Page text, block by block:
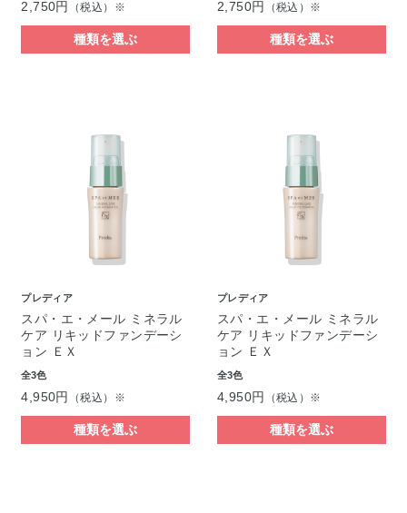
2,750円 （税込）※
種類を選ぶ
2,750円 （税込）※
種類を選ぶ
プレディア
スパ・エ・メール ミネラル
ケア リキッドファンデーシ
ョン ＥＸ
全3色
4,950円 （税込）※
種類を選ぶ
プレディア
スパ・エ・メール ミネラル
ケア リキッドファンデーシ
ョン ＥＸ
全3色
4,950円 （税込）※
種類を選ぶ